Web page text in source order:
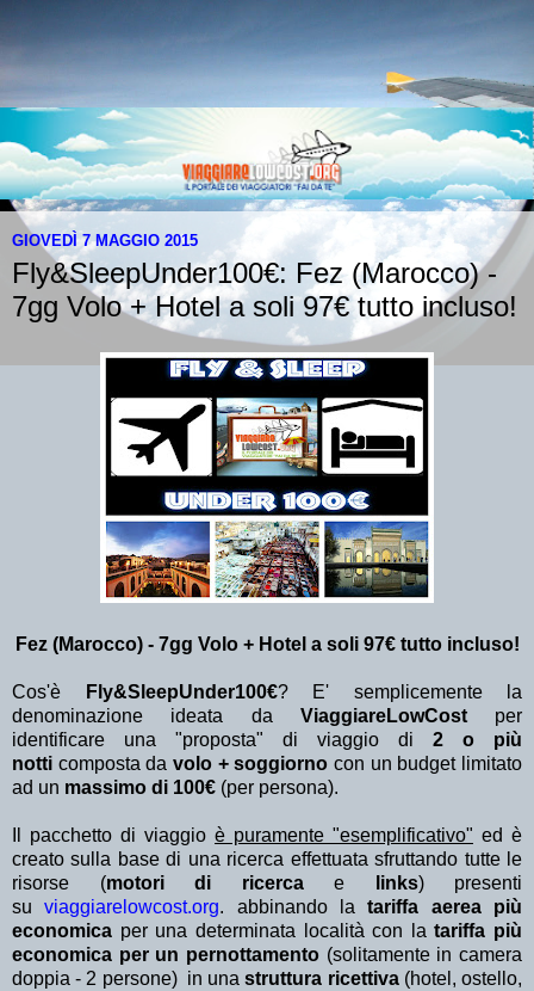
GIOVEDÌ 7 MAGGIO 2015
Fly&SleepUnder100€: Fez (Marocco) -
7gg Volo + Hotel a soli 97€ tutto incluso!
Fez (Marocco) - 7gg Volo + Hotel a soli 97€ tutto incluso!
Cos'è Fly&SleepUnder100€? E' semplicemente la
denominazione ideata da ViaggiareLowCostper
identificare una "proposta" di viaggio di 2 o più
notti composta davolo + soggiorno con un budget limitato
ad un massimo di 100€ (per persona).
Il pacchetto di viaggio è puramente "esemplificativo" ed è
creato sulla base di una ricerca effettuata sfruttando tutte le
risorse (motori di ricerca e links) presenti
suviaggiarelowcost.org. abbinando la tariffa aerea più
economica per una determinata località con latariffa più
economica per un pernottamento (solitamente in camera
doppia - 2 persone) in unastruttura ricettiva(hotel, ostello,